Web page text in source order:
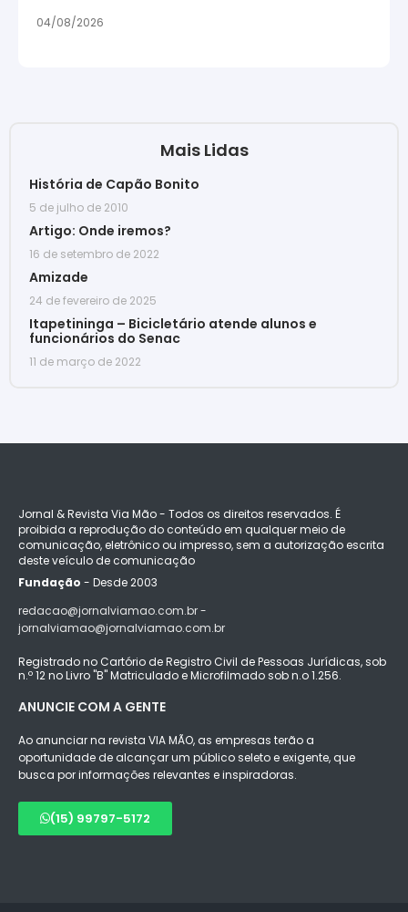
04/08/2026
Mais Lidas
História de Capão Bonito
5 de julho de 2010
Artigo: Onde iremos?
16 de setembro de 2022
Amizade
24 de fevereiro de 2025
Itapetininga – Bicicletário atende alunos e
funcionários do Senac
11 de março de 2022
Jornal & Revista Via Mão - Todos os direitos reservados. É
proibida a reprodução do conteúdo em qualquer meio de
comunicação, eletrônico ou impresso, sem a autorização escrita
deste veículo de comunicação
Fundação - Desde 2003
redacao@jornalviamao.com.br -
jornalviamao@jornalviamao.com.br
Registrado no Cartório de Registro Civil de Pessoas Jurídicas, sob
n.º 12 no Livro "B" Matriculado e Microfilmado sob n.o 1.256.
ANUNCIE COM A GENTE
Ao anunciar na revista VIA MÃO, as empresas terão a
oportunidade de alcançar um público seleto e exigente, que
busca por informações relevantes e inspiradoras.
(15) 99797-5172